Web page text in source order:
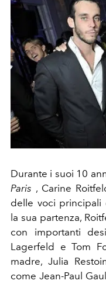
Durante i suoi 10
Paris , Carine
delle voci principali
la sua partenza,
con importanti
Lagerfeld e Tom
madre, Julia
come Jean-Paul